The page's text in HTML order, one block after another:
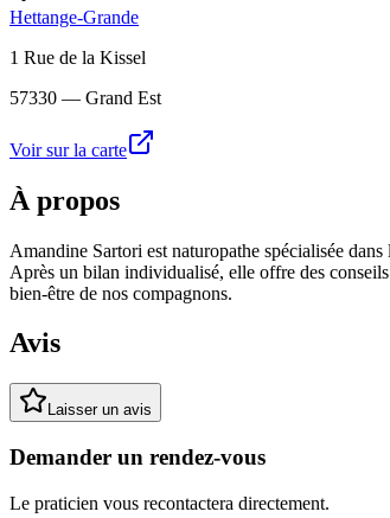
Hettange-Grande
1 Rue de la Kissel
57330 — Grand Est
Voir sur la carte
À propos
Amandine Sartori est naturopathe spécialisée
Après un bilan individualisé, elle offre des
bien-être de nos compagnons.
Avis
Laisser un avis
Demander un rendez-vous
Le praticien vous recontactera directement.